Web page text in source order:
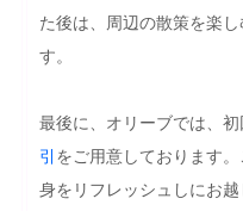
た後は、周辺の散策を楽
す。
最後に、オリーブでは、
引 をご用意しております
身をリフレッシュしにお